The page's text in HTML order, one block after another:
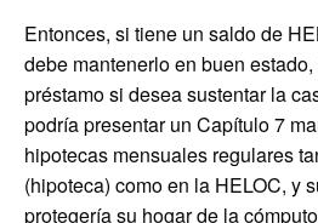
Entonces, si tiene un saldo de
debe mantenerlo en buen
préstamo si desea sustentar la
podría presentar un Capítulo 7
hipotecas mensuales regulares
(hipoteca) como en la HELOC, y
protegería su hogar de la